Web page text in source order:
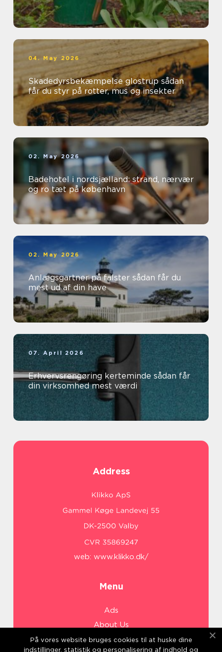
04. May 2026
Skadedyrsbekæmpelse glostrup sådan
får du styr på rotter, mus og insekter
02. May 2026
Badehotel i nordsjælland: strand, nærvær
og ro tæt på københavn
02. May 2026
Anlægsgartner på falster sådan får du
mest ud af din have
07. April 2026
Erhvervsrengøring kerteminde sådan får
din virksomhed mest værdi
Address
web: www.klikko.dk/
Menu
Ads
About Us
Cookies
På vores website bruges cookies til at huske dine
indstillinger, statistik og personalisering af indhold og